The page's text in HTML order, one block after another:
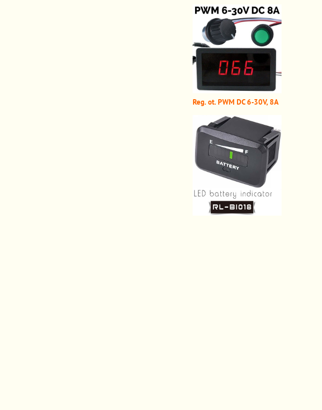
Reg. ot. PWM DC 6-30V, 8A